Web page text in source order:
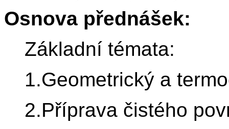
Osnova přednášek:
Základní témata:
1.Geometrický a
2.Příprava čistého